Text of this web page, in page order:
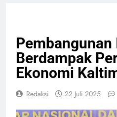
Berdampak
Ekonomi
Redaksi 22 Juli 2025